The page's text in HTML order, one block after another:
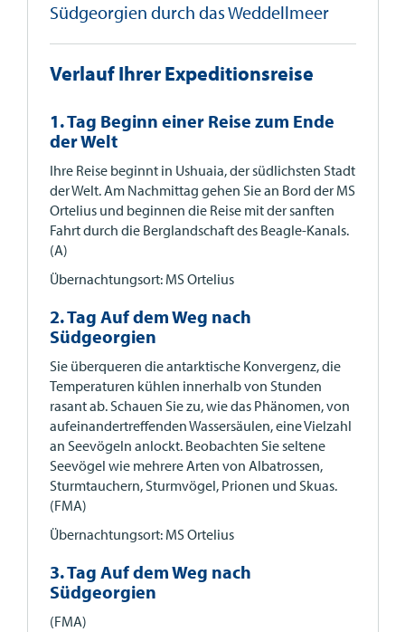
Südgeorgien durch das Weddellmeer
Verlauf Ihrer Expeditionsreise
1. Tag Beginn einer Reise zum Ende
der Welt
Ihre Reise beginnt in Ushuaia, der südlichsten Stadt
der Welt. Am Nachmittag gehen Sie an Bord der MS
Ortelius und beginnen die Reise mit der sanften
Fahrt durch die Berglandschaft des Beagle-Kanals.
(A)
Übernachtungsort: MS Ortelius
2. Tag Auf dem Weg nach
Südgeorgien
Sie überqueren die antarktische Konvergenz, die
Temperaturen kühlen innerhalb von Stunden
rasant ab. Schauen Sie zu, wie das Phänomen, von
aufeinandertreffenden Wassersäulen, eine Vielzahl
an Seevögeln anlockt. Beobachten Sie seltene
Seevögel wie mehrere Arten von Albatrossen,
Sturmtauchern, Sturmvögel, Prionen und Skuas.
(FMA)
Übernachtungsort: MS Ortelius
3. Tag Auf dem Weg nach
Südgeorgien
(FMA)